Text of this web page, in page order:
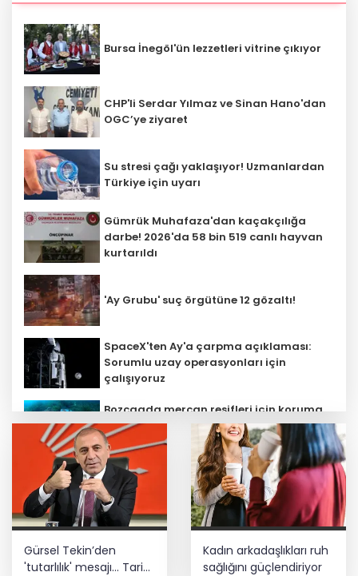
Bursa İnegöl'ün lezzetleri vitrine çıkıyor
CHP'li Serdar Yılmaz ve Sinan Hano'dan
OGC’ye ziyaret
Su stresi çağı yaklaşıyor! Uzmanlardan
Türkiye için uyarı
Gümrük Muhafaza'dan kaçakçılığa
darbe! 2026'da 58 bin 519 canlı hayvan
kurtarıldı
'Ay Grubu' suç örgütüne 12 gözaltı!
SpaceX'ten Ay'a çarpma açıklaması:
Sorumlu uzay operasyonları için
çalışıyoruz
Bozcaada mercan resifleri için koruma
seferberliği... 180 deniz canlısı türü kayıt
altına alındı
Kayseri Büyükşehir gökyüzü tutkunlarını
Erciyes'te buluşturacak
MGK bugün toplanıyor... Gündem
'Terörsüz Türkiye'
Gürsel Tekin’den
'tutarlılık' mesajı... Tarihi
Kadın arkadaşlıkları ruh
sağlığını güçlendiriyor